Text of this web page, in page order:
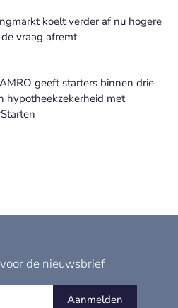
koelt verder af nu hogere
vraag afremt
geeft starters binnen drie
hypotheekzekerheid met
de nieuwsbrief
Aanmelden